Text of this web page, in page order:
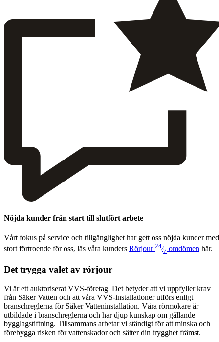
Nöjda kunder från start till slutfört arbete
Vårt fokus på ser­vice och till­gäng­lighet har gett oss nöj­da kun­der med
stort förtroende för oss, läs våra kun­ders Rör­jour 24⁄7 omdö­men här.
Det trygga valet av rörjour
Vi är ett auktoriserat VVS-företag. Det betyder att vi uppfyller krav
från Säker Vatten och att våra VVS-installationer utförs enligt
branschreglerna för Säker Vatteninstallation. Våra rörmokare är
utbildade i branschreglerna och har djup kunskap om gällande
bygglagstiftning. Tillsammans arbetar vi ständigt för att minska och
förebygga risken för vattenskador och sätter din trygghet främst.